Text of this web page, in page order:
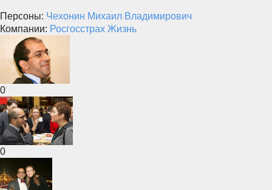
Персоны: Чехонин Михаил Владимирович
Компании: Росгосстрах Жизнь
0
0